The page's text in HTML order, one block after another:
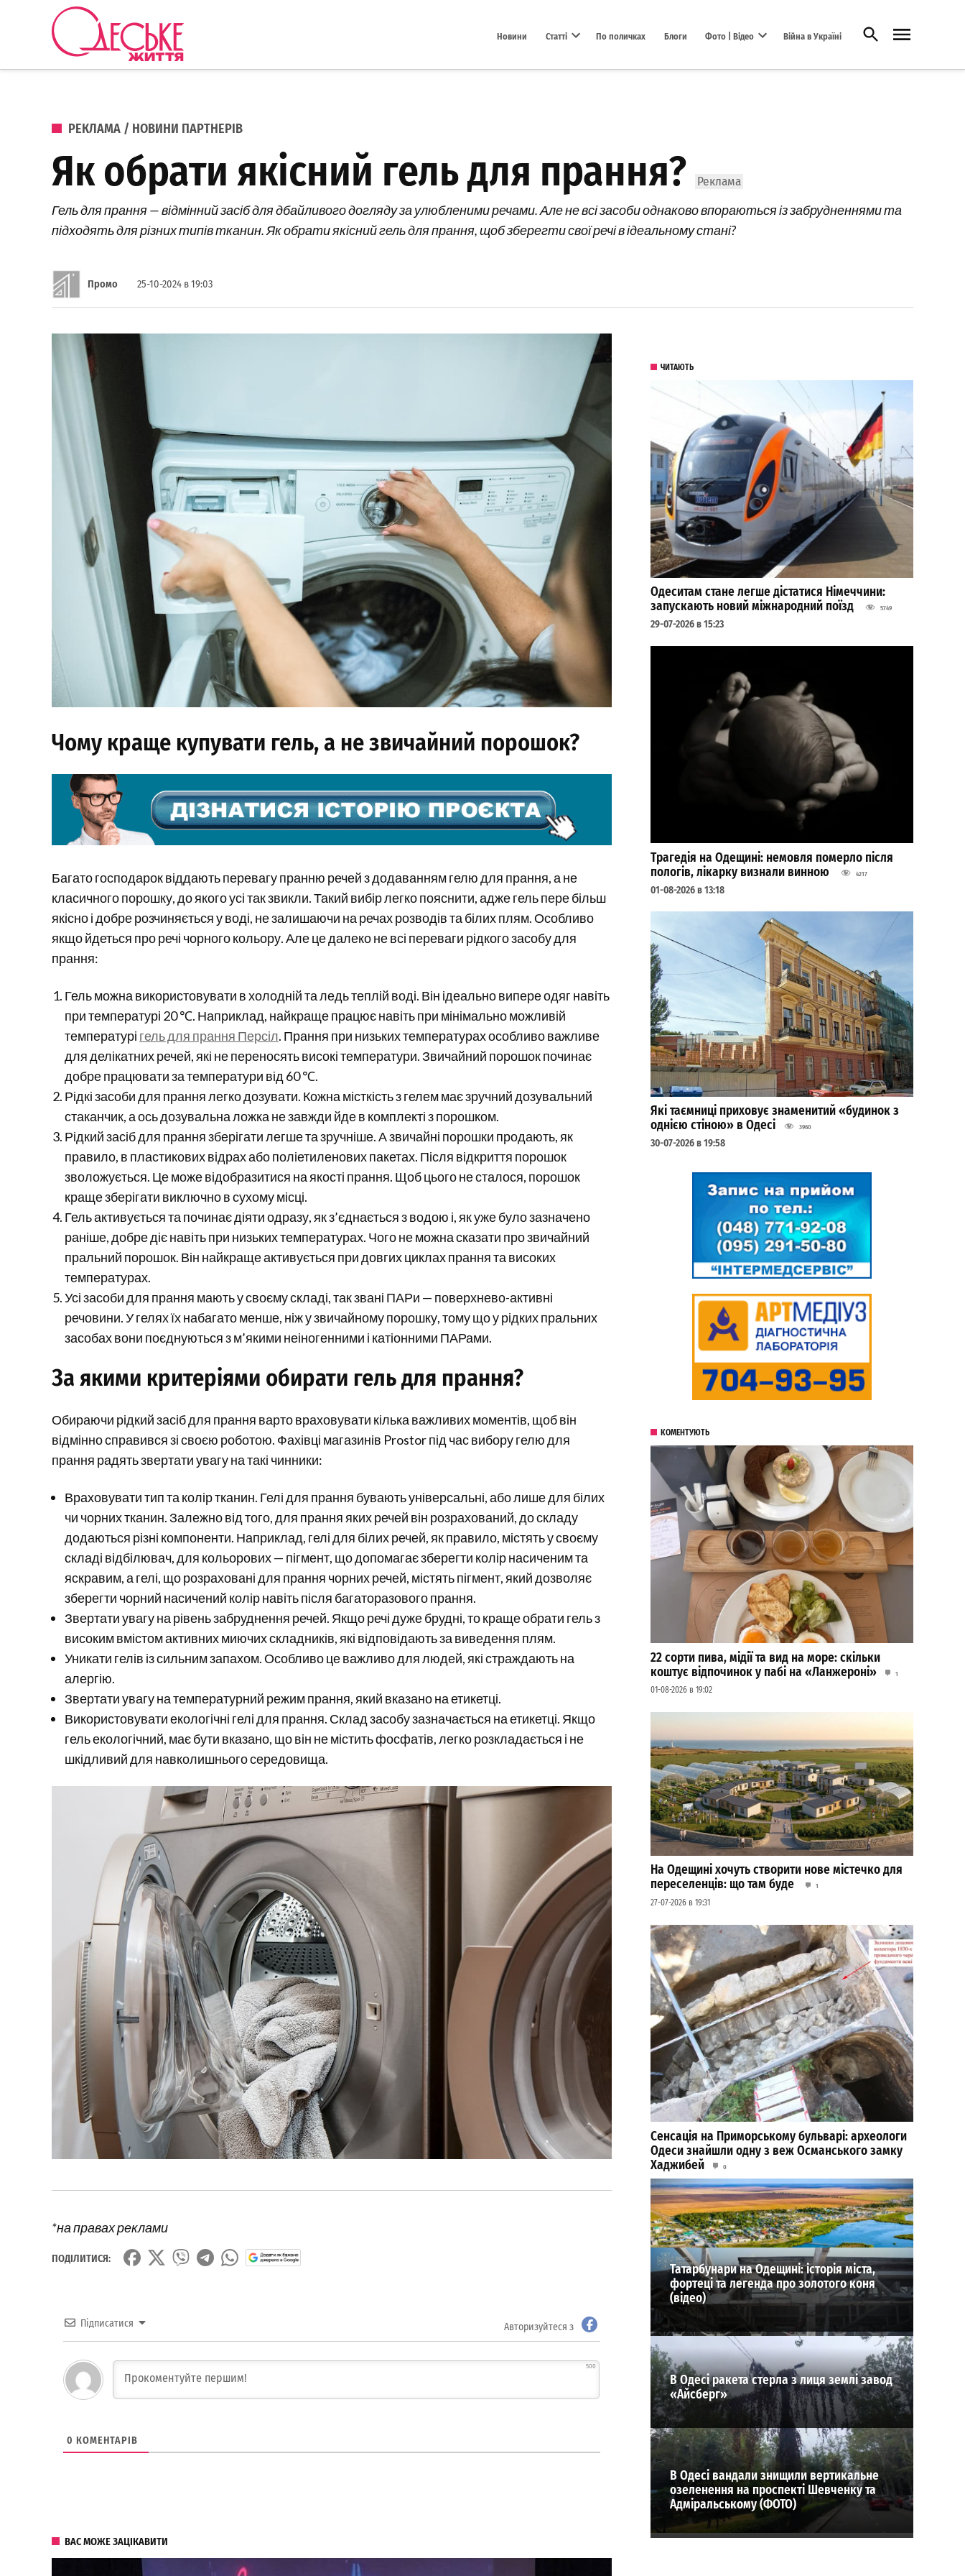
Перейти до вмісту
Новини Статті По поличках Блоги Фото | Відео Війна в Україні Відкрити пошук
ОПУБЛІКОВАНО В
РЕКЛАМА / НОВИНИ ПАРТНЕРІВ
Як обрати якісний гель для прання?
Гель для прання — відмінний засіб для дбайливого догляду за улюбленими речами. Але не всі засоби однаково впораються із забрудненнями та
підходять для різних типів тканин. Як обрати якісний гель для прання, щоб зберегти свої речі в ідеальному стані?
Промо 25-10-2024 в 19:03
Чому краще купувати гель, а не звичайний порошок?
Багато господарок віддають перевагу пранню речей з додаванням гелю для прання, а не
класичного порошку, до якого усі так звикли. Такий вибір легко пояснити, адже гель пере більш
якісно і добре розчиняється у воді, не залишаючи на речах розводів та білих плям. Особливо
якщо йдеться про речі чорного кольору. Але це далеко не всі переваги рідкого засобу для
прання:
Гель можна використовувати в холодній та ледь теплій воді. Він ідеально випере одяг навіть
при температурі 20 ℃. Наприклад, найкраще працює навіть при мінімально можливій
температурі гель для прання Персіл. Прання при низьких температурах особливо важливе
для делікатних речей, які не переносять високі температури. Звичайний порошок починає
добре працювати за температури від 60 ℃.
Рідкі засоби для прання легко дозувати. Кожна місткість з гелем має зручний дозувальний
стаканчик, а ось дозувальна ложка не завжди йде в комплекті з порошком.
Рідкий засіб для прання зберігати легше та зручніше. А звичайні порошки продають, як
правило, в пластикових відрах або поліетиленових пакетах. Після відкриття порошок
зволожується. Це може відобразитися на якості прання. Щоб цього не сталося, порошок
краще зберігати виключно в сухому місці.
Гель активується та починає діяти одразу, як з’єднається з водою і, як уже було зазначено
раніше, добре діє навіть при низьких температурах. Чого не можна сказати про звичайний
пральний порошок. Він найкраще активується при довгих циклах прання та високих
температурах.
Усі засоби для прання мають у своєму складі, так звані ПАРи — поверхнево-активні
речовини. У гелях їх набагато менше, ніж у звичайному порошку, тому що у рідких пральних
засобах вони поєднуються з м’якими неіногенними і катіонними ПАРами.
За якими критеріями обирати гель для прання?
Обираючи рідкий засіб для прання варто враховувати кілька важливих моментів, щоб він
відмінно справився зі своєю роботою. Фахівці магазинів Prostor під час вибору гелю для
прання радять звертати увагу на такі чинники:
Враховувати тип та колір тканин. Гелі для прання бувають універсальні, або лише для білих
чи чорних тканин. Залежно від того, для прання яких речей він розрахований, до складу
додаються різні компоненти. Наприклад, гелі для білих речей, як правило, містять у своєму
складі відбілювач, для кольорових — пігмент, що допомагає зберегти колір насиченим та
яскравим, а гелі, що розраховані для прання чорних речей, містять пігмент, який дозволяє
зберегти чорний насичений колір навіть після багаторазового прання.
Звертати увагу на рівень забруднення речей. Якщо речі дуже брудні, то краще обрати гель з
високим вмістом активних миючих складників, які відповідають за виведення плям.
Уникати гелів із сильним запахом. Особливо це важливо для людей, які страждають на
алергію.
Звертати увагу на температурний режим прання, який вказано на етикетці.
Використовувати екологічні гелі для прання. Склад засобу зазначається на етикетці. Якщо
гель екологічний, має бути вказано, що він не містить фосфатів, легко розкладається і не
шкідливий для навколишнього середовища.
*на правах реклами
ПОДІЛИТИСЯ:
Підписатися Авторизуйтеся з
500
0 КОМЕНТАРІВ
ВАС МОЖЕ ЗАЦІКАВИТИ
ЧИТАЮТЬ
Одеситам стане легше дістатися Німеччини:
запускають новий міжнародний поїзд
5749
29-07-2026 в 15:23
Трагедія на Одещині: немовля померло після
пологів, лікарку визнали винною
4217
01-08-2026 в 13:18
Які таємниці приховує знаменитий «будинок з
однією стіною» в Одесі
3960
30-07-2026 в 19:58
КОМЕНТУЮТЬ
22 сорти пива, мідії та вид на море: скільки
коштує відпочинок у пабі на «Ланжероні»
1
01-08-2026 в 19:02
На Одещині хочуть створити нове містечко для
переселенців: що там буде
1
27-07-2026 в 19:31
Сенсація на Приморському бульварі: археологи
Одеси знайшли одну з веж Османського замку
Хаджибей
0
03-08-2026 в 08:49
ВИБІР РЕДАКЦІЇ
Татарбунари на Одещині: історія міста,
фортеці та легенда про золотого коня
(відео)
В Одесі ракета стерла з лиця землі завод
«Айсберг»
В Одесі вандали знищили вертикальне
озеленення на проспекті Шевченку та
Адміральському (ФОТО)